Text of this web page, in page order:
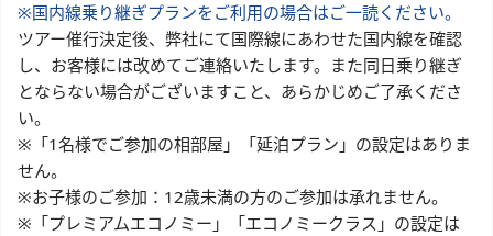
※国内線乗り継ぎプランをご利用の場合はご一読ください。
ツアー催行決定後、弊社にて国際線にあわせた国内線を確認
し、お客様には改めてご連絡いたします。また同日乗り継ぎ
とならない場合がございますこと、あらかじめご了承くださ
い。
※「1名様でご参加の相部屋」「延泊プラン」の設定はありま
せん。
※お子様のご参加：12歳未満の方のご参加は承れません。
※「プレミアムエコノミー」「エコノミークラス」の設定は